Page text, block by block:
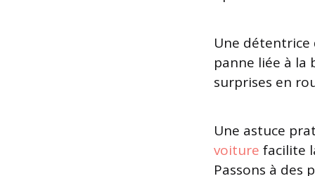
Une détentrice
panne liée à la
surprises en
Une astuce
voiture facilite
Passons à des